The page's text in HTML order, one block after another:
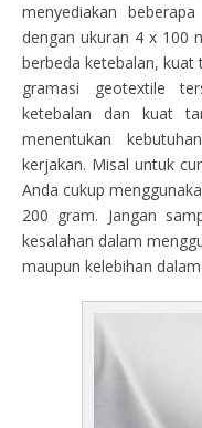
menyediakan
dengan ukuran 4 x 100
berbeda ketebalan, kuat
gramasi geotextile
ketebalan dan kuat
menentukan
kerjakan. Misal untuk
Anda cukup
200 gram. Jangan
kesalahan dalam
maupun kelebihan